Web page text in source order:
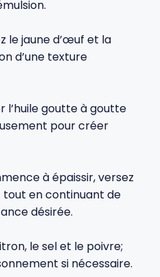
le jaune d’œuf et la
d’une texture
l’huile goutte à goutte
pour créer
à épaissir, versez
tout en continuant de
désirée.
le sel et le poivre;
si nécessaire.